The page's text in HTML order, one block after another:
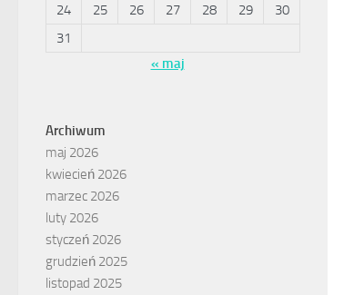
24
25 26 27 28 29
30
31
« maj
Archiwum
maj 2026
kwiecień 2026
marzec 2026
luty 2026
styczeń 2026
grudzień 2025
listopad 2025